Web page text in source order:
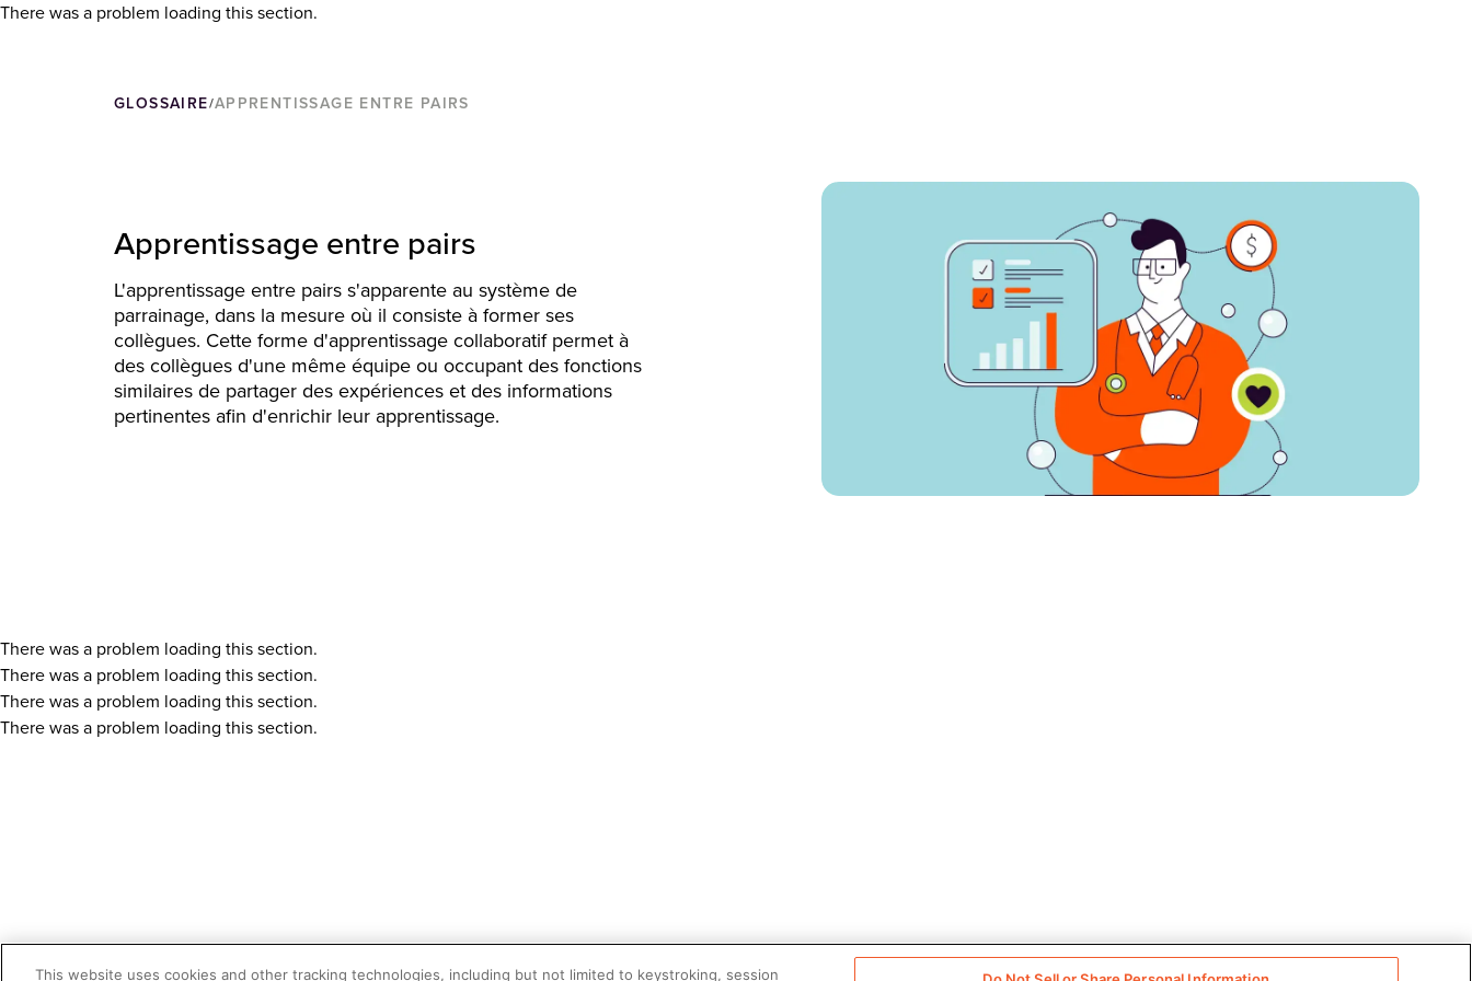
There was a problem loading this section.
GLOSSAIRE/APPRENTISSAGE ENTRE PAIRS
Apprentissage entre pairs
L'apprentissage entre pairs s'apparente au système de
parrainage, dans la mesure où il consiste à former ses
collègues. Cette forme d'apprentissage collaboratif permet à
des collègues d'une même équipe ou occupant des fonctions
similaires de partager des expériences et des informations
pertinentes afin d'enrichir leur apprentissage.
There was a problem loading this section.
There was a problem loading this section.
There was a problem loading this section.
There was a problem loading this section.
This website uses cookies and other tracking technologies, including but not limited to keystroking, session